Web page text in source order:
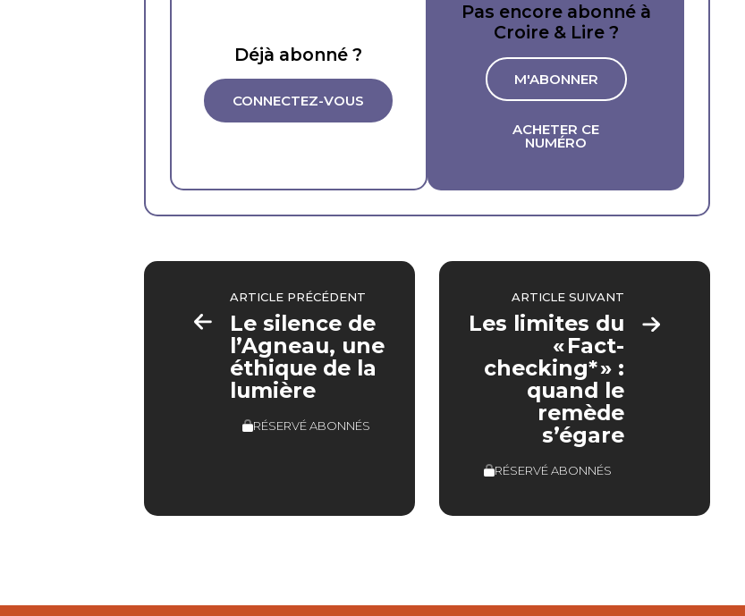
Déjà abonné ?
CONNECTEZ-VOUS
Pas encore abonné à
Croire & Lire ?
M'ABONNER
ACHETER CE
NUMÉRO
ARTICLE PRÉCÉDENT
Le silence de
l’Agneau, une
éthique de la
lumière
RÉSERVÉ ABONNÉS
ARTICLE SUIVANT
Les limites du
« Fact-
checking* » :
quand le
remède
s’égare
RÉSERVÉ ABONNÉS